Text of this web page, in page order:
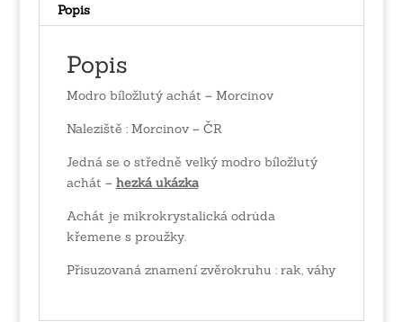
Popis
Popis
Modro bíložlutý achát – Morcinov
Naleziště : Morcinov – ČR
Jedná se o středně velký modro bíložlutý
achát – hezká ukázka
Achát je mikrokrystalická odrůda
křemene s proužky.
Přisuzovaná znamení zvěrokruhu : rak, váhy